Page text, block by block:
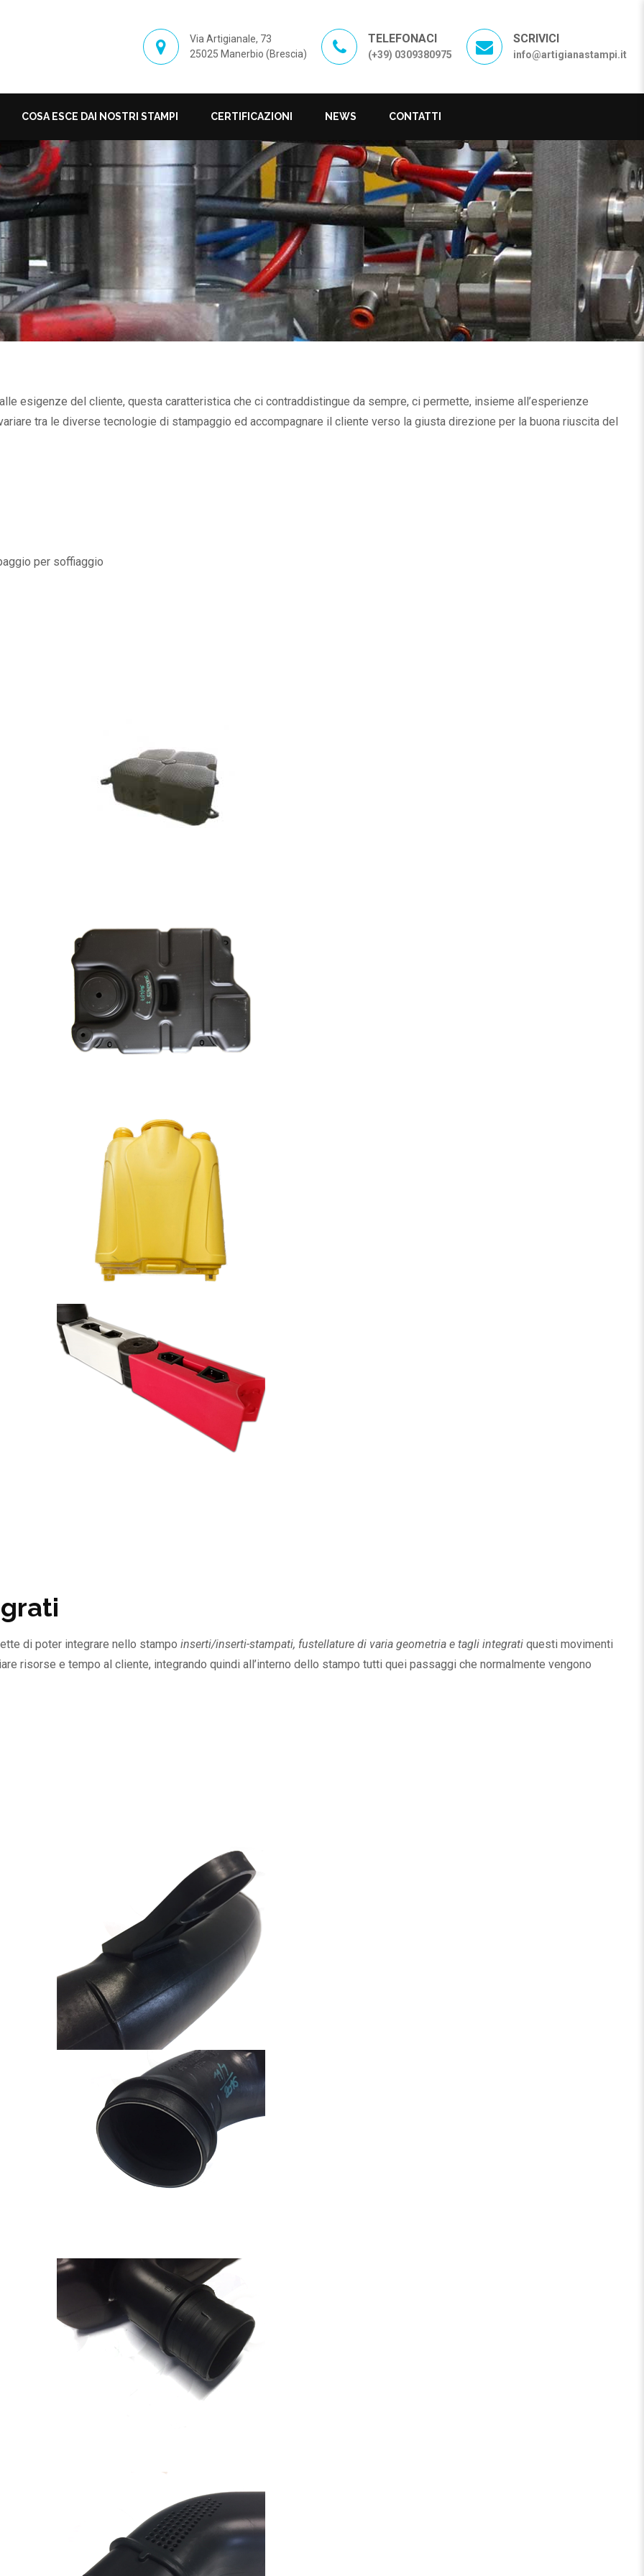
Via Artigianale, 73
25025 Manerbio (Brescia)
TELEFONACI
(+39) 0309380975
SCRIVICI
info@artigianastampi.it
COSA ESCE DAI NOSTRI STAMPI CERTIFICAZIONI NEWS CONTATTI
esigenze del cliente, questa caratteristica che ci contraddistingue da sempre, ci permette, insieme all’esperienze
tra le diverse tecnologie di stampaggio ed accompagnare il cliente verso la giusta direzione per la buona riuscita del
per soffiaggio
di poter integrare nello stampo inserti/inserti-stampati, fustellature di varia geometria e tagli integrati questi movimenti
risorse e tempo al cliente, integrando quindi all’interno dello stampo tutti quei passaggi che normalmente vengono